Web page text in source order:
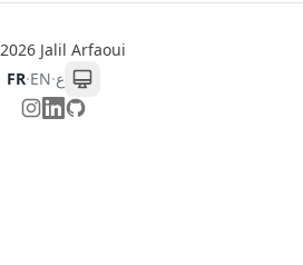
Jalil Arfaoui
FR·EN·ع
Instagram
LinkedIn
GitHub